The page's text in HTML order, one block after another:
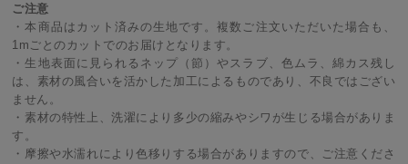
ご注意
・本商品はカット済みの生地です。複数ご注文いただいた場合も、
1mごとのカットでのお届けとなります。
・生地表面に見られるネップ（節）やスラブ、色ムラ、綿カス残し
は、素材の風合いを活かした加工によるものであり、不良ではござい
ません。
・素材の特性上、洗濯により多少の縮みやシワが生じる場合がありま
す。
・摩擦や水濡れにより色移りする場合がありますので、ご注意くださ